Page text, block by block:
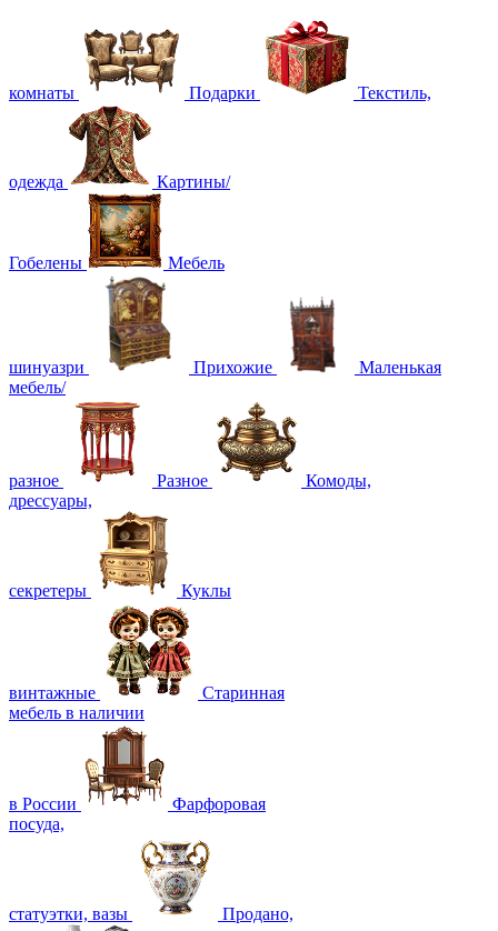
комнаты Подарки Текстиль,
одежда Картины/
Гобелены Мебель
шинуазри Прихожие
Маленькая
мебель/
разное Разное
Комоды,
дрессуары,
секретеры Куклы
винтажные
Старинная
мебель в наличии
в России
Фарфоровая
посуда,
статуэтки, вазы Продано,